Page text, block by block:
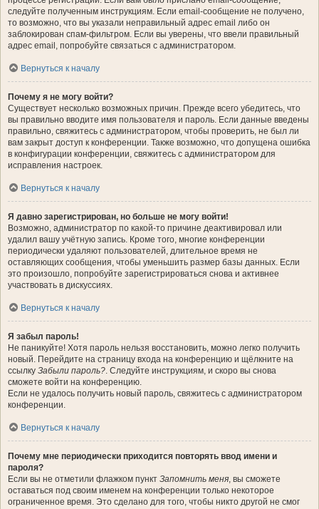
следуйте полученным инструкциям. Если email-сообщение не получено,
то возможно, что вы указали неправильный адрес email либо он
заблокирован спам-фильтром. Если вы уверены, что ввели правильный
адрес email, попробуйте связаться с администратором.
Вернуться к началу
Почему я не могу войти?
Существует несколько возможных причин. Прежде всего убедитесь, что
вы правильно вводите имя пользователя и пароль. Если данные введены
правильно, свяжитесь с администратором, чтобы проверить, не был ли
вам закрыт доступ к конференции. Также возможно, что допущена ошибка
в конфигурации конференции, свяжитесь с администратором для
исправления настроек.
Вернуться к началу
Я давно зарегистрирован, но больше не могу войти!
Возможно, администратор по какой-то причине деактивировал или
удалил вашу учётную запись. Кроме того, многие конференции
периодически удаляют пользователей, длительное время не
оставляющих сообщения, чтобы уменьшить размер базы данных. Если
это произошло, попробуйте зарегистрироваться снова и активнее
участвовать в дискуссиях.
Вернуться к началу
Я забыл пароль!
Не паникуйте! Хотя пароль нельзя восстановить, можно легко получить
новый. Перейдите на страницу входа на конференцию и щёлкните на
ссылку Забыли пароль?. Следуйте инструкциям, и скоро вы снова
сможете войти на конференцию.
Если не удалось получить новый пароль, свяжитесь с администратором
конференции.
Вернуться к началу
Почему мне периодически приходится повторять ввод имени и
пароля?
Если вы не отметили флажком пункт Запомнить меня, вы сможете
оставаться под своим именем на конференции только некоторое
ограниченное время. Это сделано для того, чтобы никто другой не смог